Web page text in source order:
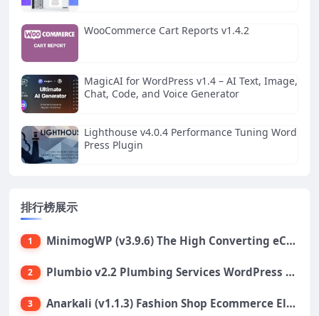
WooCommerce Cart Reports v1.4.2
MagicAI for WordPress v1.4 – AI Text, Image,
Chat, Code, and Voice Generator
Lighthouse v4.0.4 Performance Tuning Word
Press Plugin
排行榜展示
1 MinimogWP (v3.9.6) The High Converting eCommerce WordPress Theme
2 Plumbio v2.2 Plumbing Services WordPress Theme
3 Anarkali (v1.1.3) Fashion Shop Ecommerce Elementor Theme